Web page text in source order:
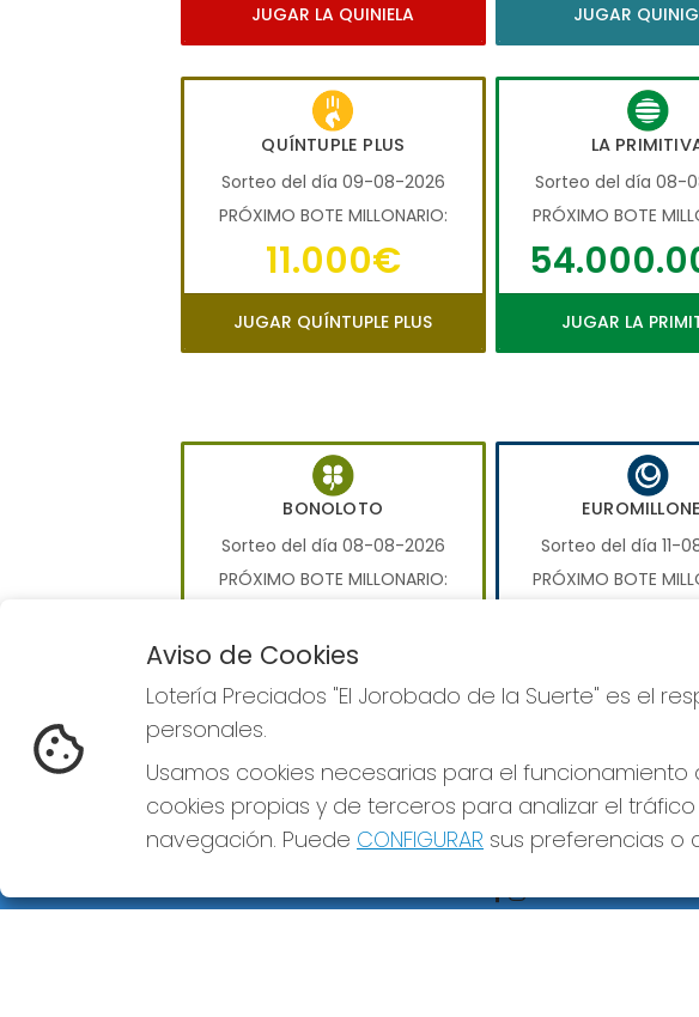
JUGAR LA QUINIELA JUGAR
QUÍNTUPLE PLUS
Sorteo del día 09-08-2026
PRÓXIMO BOTE MILLONARIO:
11.000€
JUGAR QUÍNTUPLE PLUS
LA
Sorteo del día 08-
PRÓXIMO BOTE
JUGAR LA
BONOLOTO
Sorteo del día 08-08-2026
PRÓXIMO BOTE MILLONARIO:
JUGAR BONOLOTO
Sorteo del día 11-
PRÓXIMO BOTE
JUGAR
LOTERÍA PRECIADOS "EL
REDES SOCIALES
Aviso de Cookies
Lotería Preciados "El Jorobado de la Suerte" es el
personales.
Usamos cookies necesarias para el
cookies propias y de terceros para analizar el
navegación. Puede CONFIGURAR sus preferencias o